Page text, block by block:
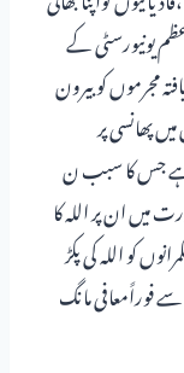
یونیورسٹی کے
مجرموں کو بیرون
پھانسی پر
ہے جس کا سبب ن
ان پر اللہ کا
کو اللہ کی پکڑ
فوراًمعافی مانگ